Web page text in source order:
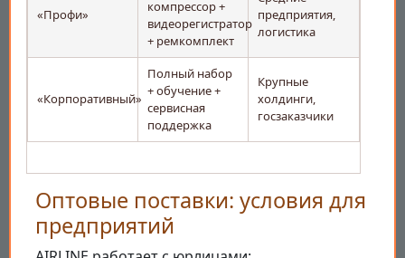
«Профи»
компрессор +
видеорегистратор
+ ремкомплект
предприятия,
логистика
«Корпоративный»
Полный набор
+ обучение +
сервисная
поддержка
Крупные
холдинги,
госзаказчики
Оптовые поставки: условия для
предприятий